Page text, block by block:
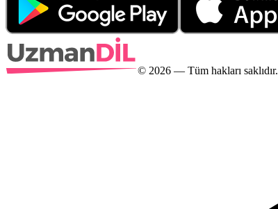
© 2026 — Tüm hakları saklıdır.